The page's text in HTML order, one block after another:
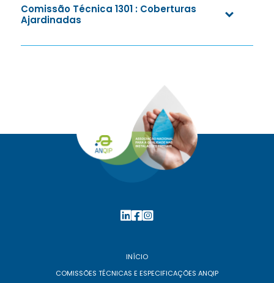
Comissão Técnica 1301 : Coberturas
Ajardinadas
INÍCIO
COMISSÕES TÉCNICAS E ESPECIFICAÇÕES ANQIP